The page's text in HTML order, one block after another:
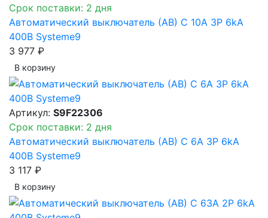
Срок поставки: 2 дня
Автоматический выключатель (АВ) C 10A 3P 6kA
400В Systeme9
3 977 ₽
В корзинy
Артикул: S9F22306
Срок поставки: 2 дня
Автоматический выключатель (АВ) C 6A 3P 6kA
400В Systeme9
3 117 ₽
В корзинy